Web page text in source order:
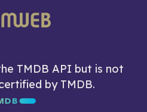
TMDB API but is not
by TMDB.